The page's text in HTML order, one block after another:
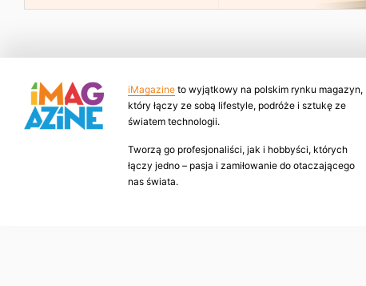
iMagazine to wyjątkowy na polskim rynku magazyn,
który łączy ze sobą lifestyle, podróże i sztukę ze
światem technologii.
Tworzą go profesjonaliści, jak i hobbyści, których
łączy jedno – pasja i zamiłowanie do otaczającego
nas świata.